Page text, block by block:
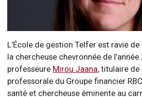
L’École de gestion Telfer est ravie
la chercheuse chevronnée de l’année
professeure Mirou Jaana, titulaire de
professorale du Groupe financier
santé et chercheuse éminente au